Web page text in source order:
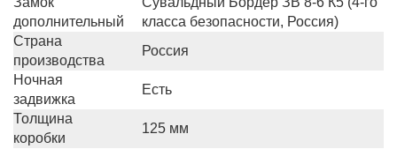
дополнительный
класса безопасности, Россия)
Страна
производства
Россия
Ночная
задвижка
Есть
Толщина
коробки
125 мм